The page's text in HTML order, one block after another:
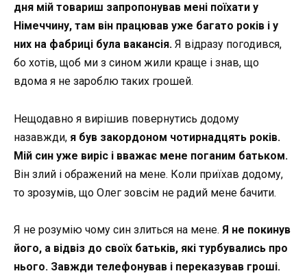
дня мій товариш запропонував мені поїхати у
Німеччину, там він працював уже багато років і у
них на фабриці була вакансія. Я відразу погодився,
бо хотів, щоб ми з сином жили краще і знав, що
вдома я не зароблю таких грошей.
Нещодавно я вирішив повернутись додому
назавжди, я був закордоном чотирнадцять років.
Мій син уже виріс і вважає мене поганим батьком.
Він злий і ображений на мене. Коли приїхав додому,
то зрозумів, що Олег зовсім не радий мене бачити.
Я не розумію чому син злиться на мене. Я не покинув
його, а відвіз до своїх батьків, які турбувались про
нього. Завжди телефонував і переказував гроші.